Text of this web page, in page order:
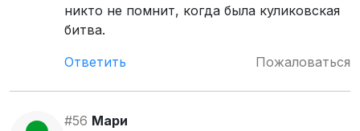
никто не помнит, когда была куликовская
битва.
Ответить
Пожаловаться
#56 Мари